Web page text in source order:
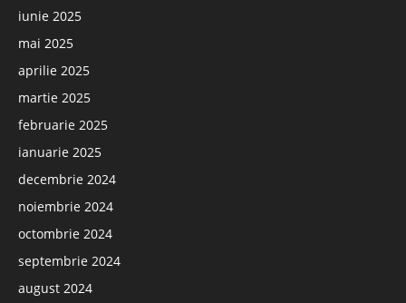
iunie 2025
mai 2025
aprilie 2025
martie 2025
februarie 2025
ianuarie 2025
decembrie 2024
noiembrie 2024
octombrie 2024
septembrie 2024
august 2024